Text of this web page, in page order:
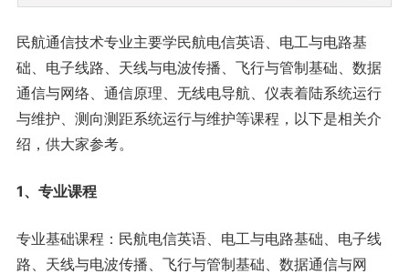
民航通信技术专业主要学民航电信英语、电工与电路基
础、电子线路、天线与电波传播、飞行与管制基础、数据
通信与网络、通信原理、无线电导航、仪表着陆系统运行
与维护、测向测距系统运行与维护等课程，以下是相关介
绍，供大家参考。
1、专业课程
专业基础课程：民航电信英语、电工与电路基础、电子线
路、天线与电波传播、飞行与管制基础、数据通信与网